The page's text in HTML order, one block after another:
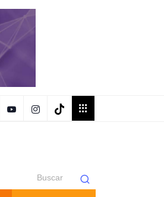
PRISIÓN PREVENTIVA CONTRA